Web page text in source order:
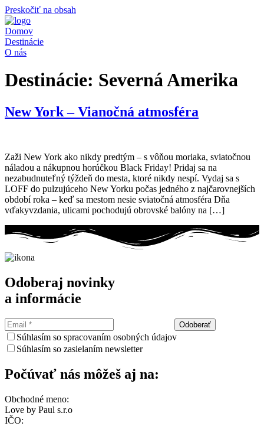
Preskočiť na obsah
Domov
Destinácie
O nás
Destinácie: Severná Amerika
New York – Vianočná atmosféra
Zaži New York ako nikdy predtým – s vôňou moriaka, sviatočnou
náladou a nákupnou horúčkou Black Friday! Pridaj sa na
nezabudnuteľný týždeň do mesta, ktoré nikdy nespí. Vydaj sa s
LOFF do pulzujúceho New Yorku počas jedného z najčarovnejších
období roka – keď sa mestom nesie sviatočná atmosféra Dňa
vďakyvzdania, ulicami pochodujú obrovské balóny na […]
Odoberaj novinky
a informácie
Odoberať
Súhlasím so spracovaním osobných údajov
Súhlasím so zasielaním newsletter
Počúvať nás môžeš aj na:
Obchodné meno:
Love by Paul s.r.o
IČO: